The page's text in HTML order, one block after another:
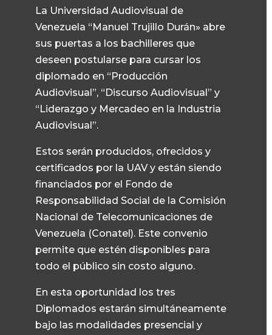
La Universidad Audiovisual de
Venezuela “Manuel Trujillo Durán» abre
sus puertas a los bachilleres que
deseen postularse para cursar los
diplomado en “Producción
Audiovisual”, “Discurso Audiovisual” y
“Liderazgo y Mercadeo en la Industria
Audiovisual”.
Estos serán producidos, ofrecidos y
certificados por la UAV y están siendo
financiados por el Fondo de
Responsabilidad Social de la Comisión
Nacional de Telecomunicaciones de
Venezuela (Conatel). Este convenio
permite que estén disponibles para
todo el público sin costo alguno.
En esta oportunidad los tres
Diplomados estarán simultáneamente
bajo las modalidades presencial y